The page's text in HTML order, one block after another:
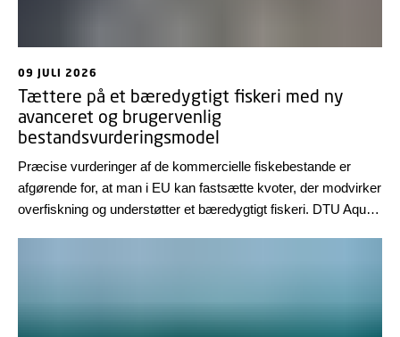
09 JULI 2026
Tættere på et bæredygtigt fiskeri med ny
avanceret og brugervenlig
bestandsvurderingsmodel
Præcise vurderinger af de kommercielle fiskebestande er
afgørende for, at man i EU kan fastsætte kvoter, der modvirker
overfiskning og understøtter et bæredygtigt fiskeri. DTU Aqua